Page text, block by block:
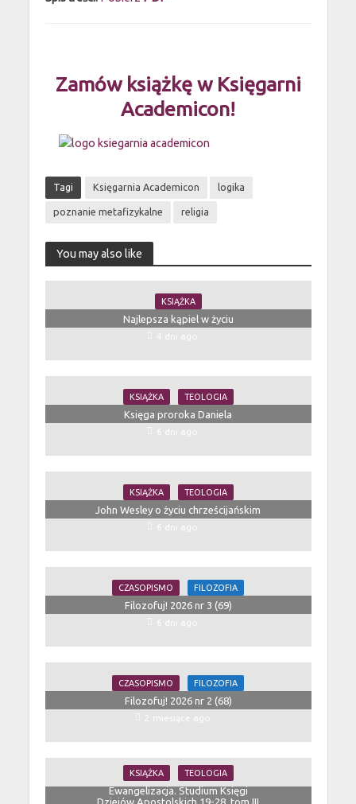
Zamów książkę w Księgarni
Academicon!
Tagi Księgarnia Academicon logika
poznanie metafizykalne religia
You may also like
KSIĄŻKA
Najlepsza kąpiel w życiu
4 dni ago
KSIĄŻKA TEOLOGIA
Księga proroka Daniela
6 dni ago
KSIĄŻKA TEOLOGIA
John Wesley o życiu chrześcijańskim
6 dni ago
CZASOPISMO FILOZOFIA
Filozofuj! 2026 nr 3 (69)
6 dni ago
CZASOPISMO FILOZOFIA
Filozofuj! 2026 nr 2 (68)
2 miesiące ago
KSIĄŻKA TEOLOGIA
Ewangelizacja. Studium Księgi
Dziejów Apostolskich 19-28, tom III